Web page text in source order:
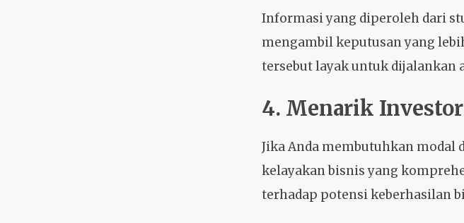
Informasi yang diperoleh dari
mengambil keputusan yang
tersebut layak untuk dijalankan
4. Menarik
Jika Anda membutuhkan
kelayakan bisnis yang
terhadap potensi keberhasilan